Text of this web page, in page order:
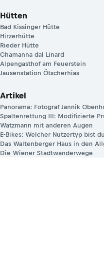
Hütten
Bad Kissinger Hütte
Hirzerhütte
Rieder Hütte
Chamanna dal Linard
Alpengasthof am Feuerstein
Jausenstation Ötscherhias
Artikel
Panorama: Fotograf Jannik
Spaltenrettung III: Modifizierte
Watzmann mit anderen Augen
E-Bikes: Welcher Nutzertyp bist
Das Waltenberger Haus in den
Die Wiener Stadtwanderwege